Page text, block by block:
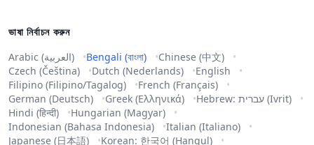
ভাষা নির্বাচন করুন
Arabic (العربية)
Bengali (বাংলা)
Chinese (中文)
Czech (Čeština)
Dutch (Nederlands)
English
Filipino (Filipino/Tagalog)
French (Français)
German (Deutsch)
Greek (Ελληνικά)
Hebrew: עברית (Ivrit)
Hindi (हिन्दी)
Hungarian (Magyar)
Indonesian (Bahasa Indonesia)
Italian (Italiano)
Japanese (日本語)
Korean: 한국어 (Hangul)